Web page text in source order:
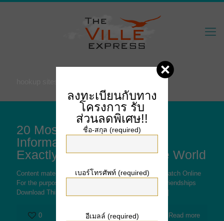
20 Most Superb Hookup
Information Changing How
Exactly We Start to see the World
Content material Willow Evaluate: Come Across A Match Online
For the purpose of Hookups Or perhaps Romantic Friendships
Download This Video A lot more Dating Software
0 Read more
ลงทะเบียนกับทาง
โครงการ รับ
ส่วนลดพิเศษ!!
ชื่อ-สกุล (required)
เบอร์โทรศัพท์ (required)
อีเมลล์ (required)